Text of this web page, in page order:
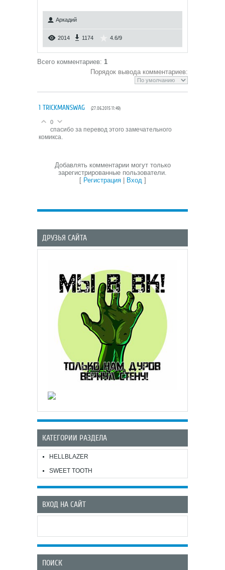
Аркадий
2014 1174 4.6/9
Всего комментариев: 1
Порядок вывода комментариев:
1 TRICKMANSWAG (27.06.2015 11:49)
0
спасибо за перевод этого замечательного
комикса.
Добавлять комментарии могут только
зарегистрированные пользователи.
[ Регистрация| Вход]
ДРУЗЬЯ САЙТА
КАТЕГОРИИ РАЗДЕЛА
HELLBLAZER
SWEET TOOTH
ВХОД НА САЙТ
ПОИСК